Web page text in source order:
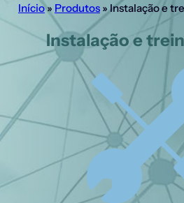
Início» Produtos»Instalação e
Instalação e